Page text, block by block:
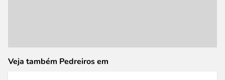
Veja também Pedreiros em